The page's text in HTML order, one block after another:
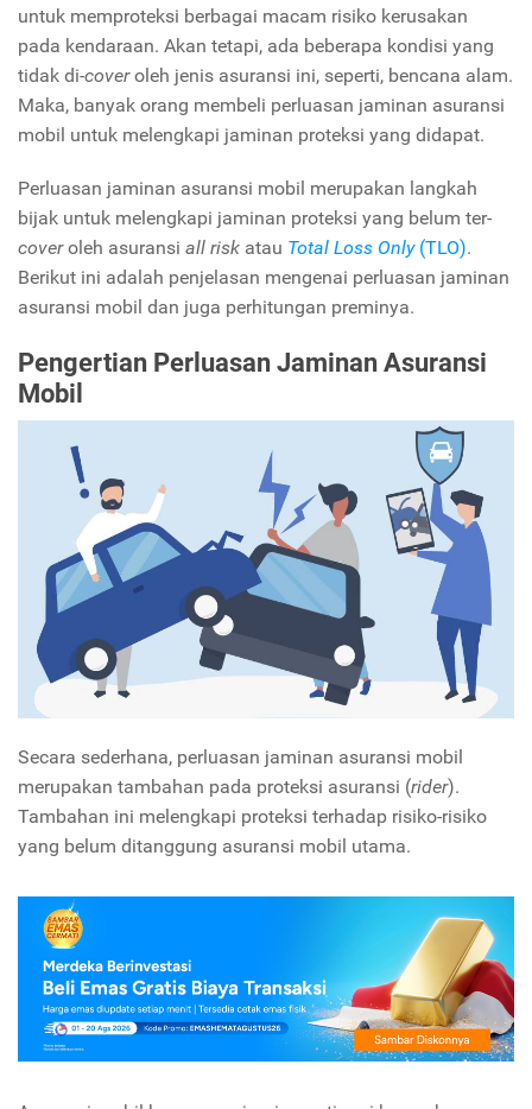
untuk memproteksi berbagai macam risiko kerusakan
pada kendaraan. Akan tetapi, ada beberapa kondisi yang
tidak di-coveroleh jenis asuransi ini, seperti, bencana alam.
Maka, banyak orang membeli perluasan jaminan asuransi
mobil untuk melengkapi jaminan proteksi yang didapat.
Perluasan jaminan asuransi mobil merupakan langkah
bijak untuk melengkapi jaminan proteksi yang belum ter-
coveroleh asuransi all risk atau Total Loss Only (TLO).
Berikut ini adalah penjelasan mengenai perluasan jaminan
asuransi mobil dan juga perhitungan preminya.
Pengertian Perluasan Jaminan Asuransi
Mobil
Secara sederhana, perluasan jaminan asuransi mobil
merupakan tambahan pada proteksi asuransi (rider).
Tambahan ini melengkapi proteksi terhadap risiko-risiko
yang belum ditanggung asuransi mobil utama.